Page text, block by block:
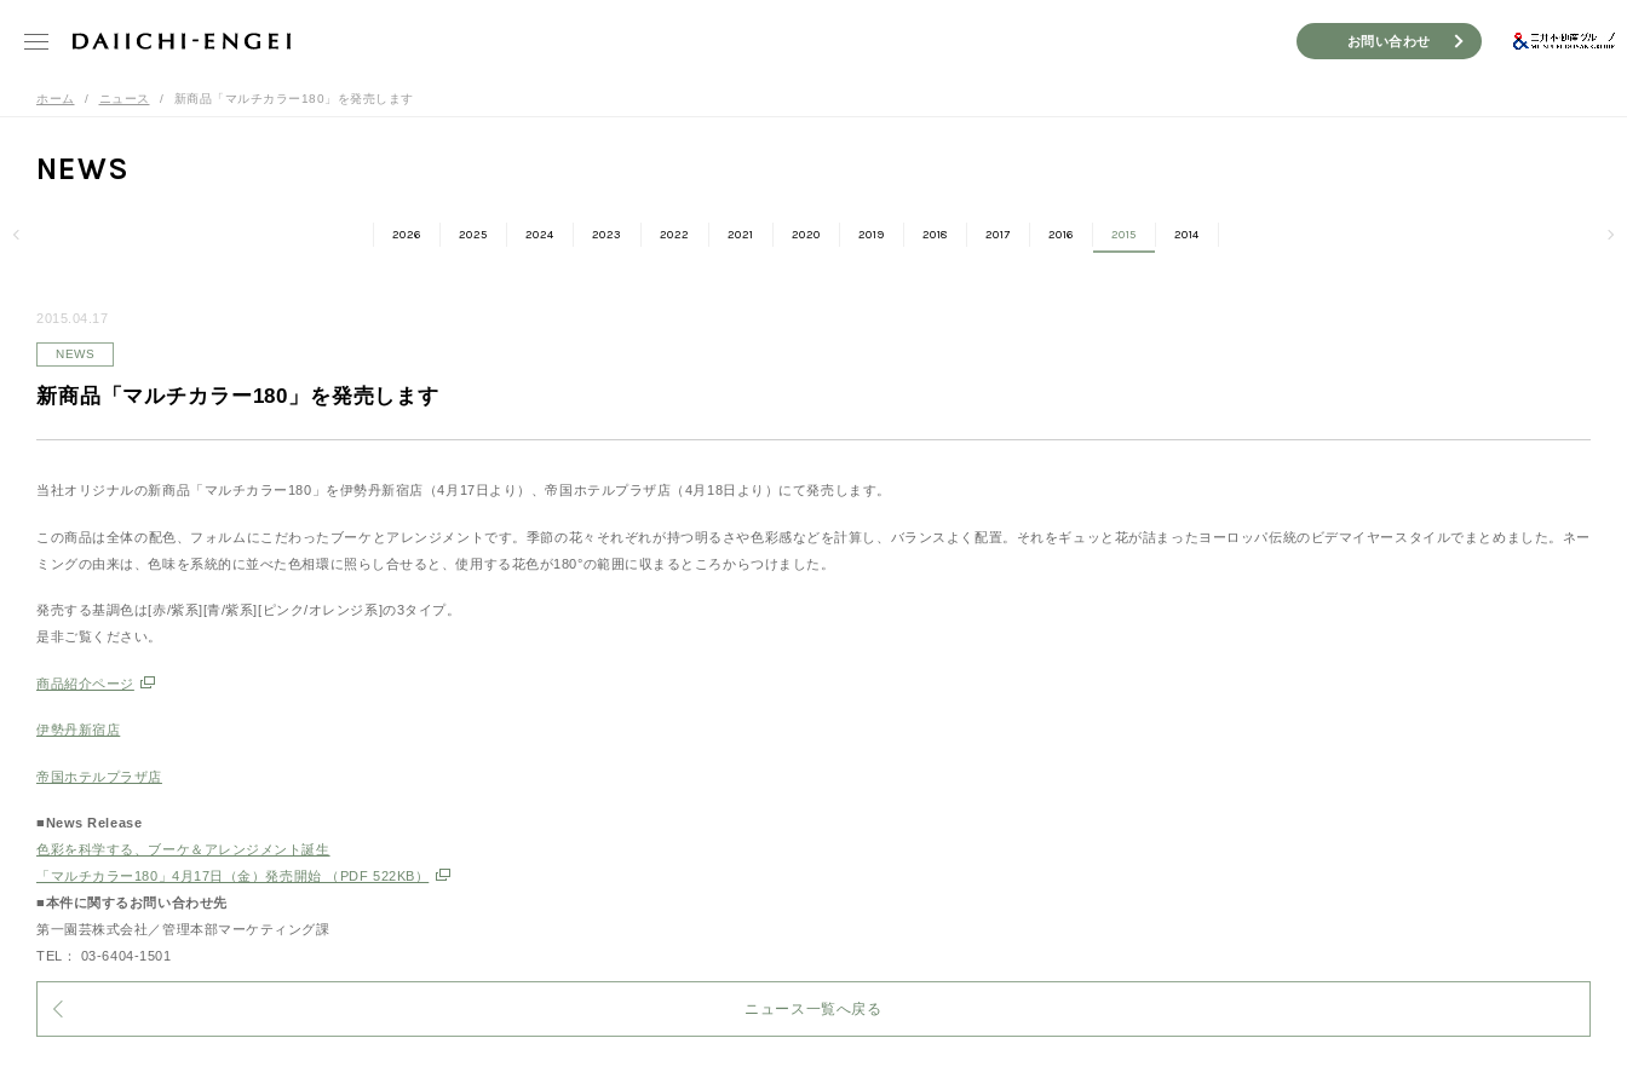
お問い合わせ
ホーム ニュース 新商品「マルチカラー180」を発売します
NEWS
2026 2025 2024 2023 2022 2021 2020 2019 2018 2017 2016 2015 2014
2015.04.17
NEWS
新商品「マルチカラー180」を発売します
当社オリジナルの新商品「マルチカラー180」を伊勢丹新宿店（4月17日より）、帝国ホテルプラザ店（4月18日より）にて発売します。
この商品は全体の配色、フォルムにこだわったブーケとアレンジメントです。季節の花々それぞれが持つ明るさや色彩感などを計算し、バランスよく配置。それをギュッと花が詰まったヨーロッパ伝統のビデマイヤースタイルでまとめました。ネー
ミングの由来は、色味を系統的に並べた色相環に照らし合せると、使用する花色が180°の範囲に収まるところからつけました。
発売する基調色は[赤/紫系][青/紫系][ピンク/オレンジ系]の3タイプ。
是非ご覧ください。
商品紹介ページ
伊勢丹新宿店
帝国ホテルプラザ店
■News Release
色彩を科学する、ブーケ＆アレンジメント誕生
「マルチカラー180」4月17日（金）発売開始 （PDF 522KB）
■本件に関するお問い合わせ先
第一園芸株式会社／管理本部マーケティング課
TEL： 03-6404-1501
ニュース一覧へ戻る